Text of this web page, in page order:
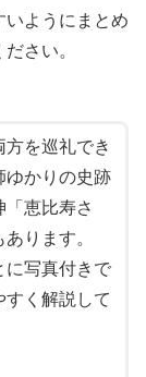
いようにまとめ
さい。
を巡礼でき
ゆかりの史跡
恵比寿さ
ります。
に写真付きで
く解説して